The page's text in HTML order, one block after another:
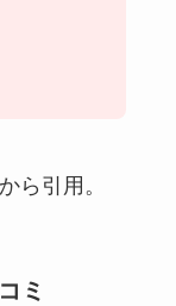
ら引用。
ミ